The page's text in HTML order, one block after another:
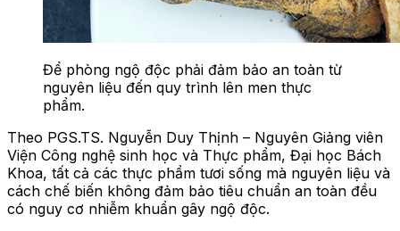
Để phòng ngộ độc phải đảm bảo an toàn từ
nguyên liệu đến quy trình lên men thực
phẩm.
Theo PGS.TS. Nguyễn Duy Thịnh – Nguyên Giảng viên
Viện Công nghệ sinh học và Thực phẩm, Đại học Bách
Khoa, tất cả các thực phẩm tươi sống mà nguyên liệu và
cách chế biến không đảm bảo tiêu chuẩn an toàn đều
có nguy cơ nhiễm khuẩn gây ngộ độc.